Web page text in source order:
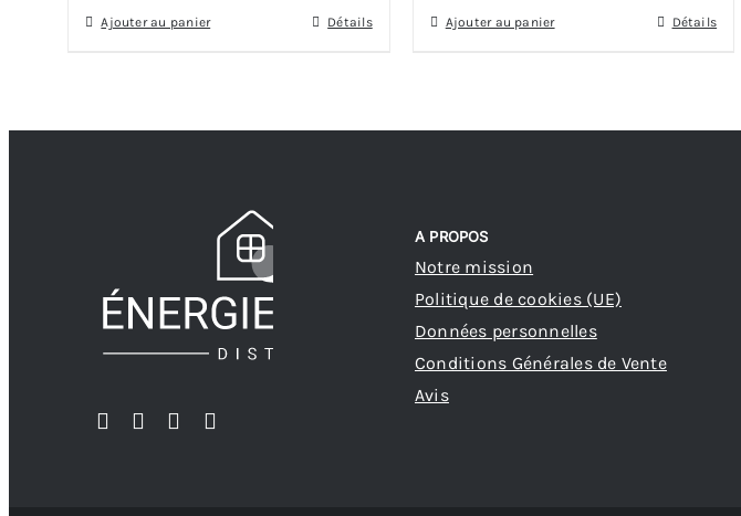
Ajouter au panier Détails Ajouter au panier Détails
A PROPOS
Notre mission
Politique de cookies (UE)
Données personnelles
Conditions Générales de Vente
Avis